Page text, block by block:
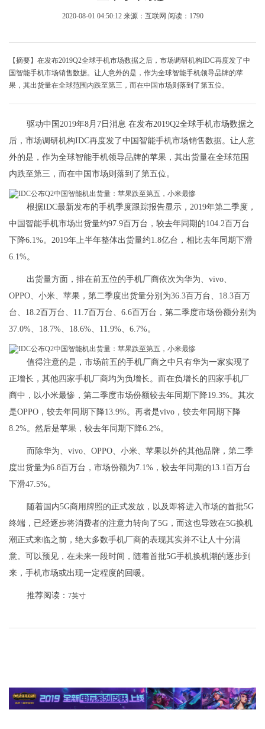
2020-08-01 04:50:12 来源：互联网 阅读：1790
【摘要】在发布2019Q2全球手机市场数据之后，市场调研机构IDC再度发了中
国智能手机市场销售数据。让人意外的是，作为全球智能手机领导品牌的苹
果，其出货量在全球范围内跌至第三，而在中国市场则落到了第五位。
驱动中国2019年8月7日消息 在发布2019Q2全球手机市场数据之
后，市场调研机构IDC再度发了中国智能手机市场销售数据。让人意
外的是，作为全球智能手机领导品牌的苹果，其出货量在全球范围
内跌至第三，而在中国市场则落到了第五位。
根据IDC最新发布的手机季度跟踪报告显示，2019年第二季度，
中国智能手机市场出货量约97.9百万台，较去年同期的104.2百万台
下降6.1%。2019年上半年整体出货量约1.8亿台，相比去年同期下滑
6.1%。
出货量方面，排在前五位的手机厂商依次为华为、vivo、
OPPO、小米、苹果，第二季度出货量分别为36.3百万台、18.3百万
台、18.2百万台、11.7百万台、6.6百万台，第二季度市场份额分别为
37.0%、18.7%、18.6%、11.9%、6.7%。
值得注意的是，市场前五的手机厂商之中只有华为一家实现了
正增长，其他四家手机厂商均为负增长。而在负增长的四家手机厂
商中，以小米最惨，第二季度市场份额较去年同期下降19.3%。其次
是OPPO，较去年同期下降13.9%。再者是vivo，较去年同期下降
8.2%。然后是苹果，较去年同期下降6.2%。
而除华为、vivo、OPPO、小米、苹果以外的其他品牌，第二季
度出货量为6.8百万台，市场份额为7.1%，较去年同期的13.1百万台
下滑47.5%。
随着国内5G商用牌照的正式发放，以及即将进入市场的首批5G
终端，已经逐步将消费者的注意力转向了5G，而这也导致在5G换机
潮正式来临之前，绝大多数手机厂商的表现其实并不让人十分满
意。可以预见，在未来一段时间，随着首批5G手机换机潮的逐步到
来，手机市场或出现一定程度的回暖。
推荐阅读： 7英寸